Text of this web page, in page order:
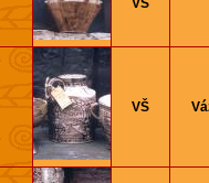
VS
VŠ